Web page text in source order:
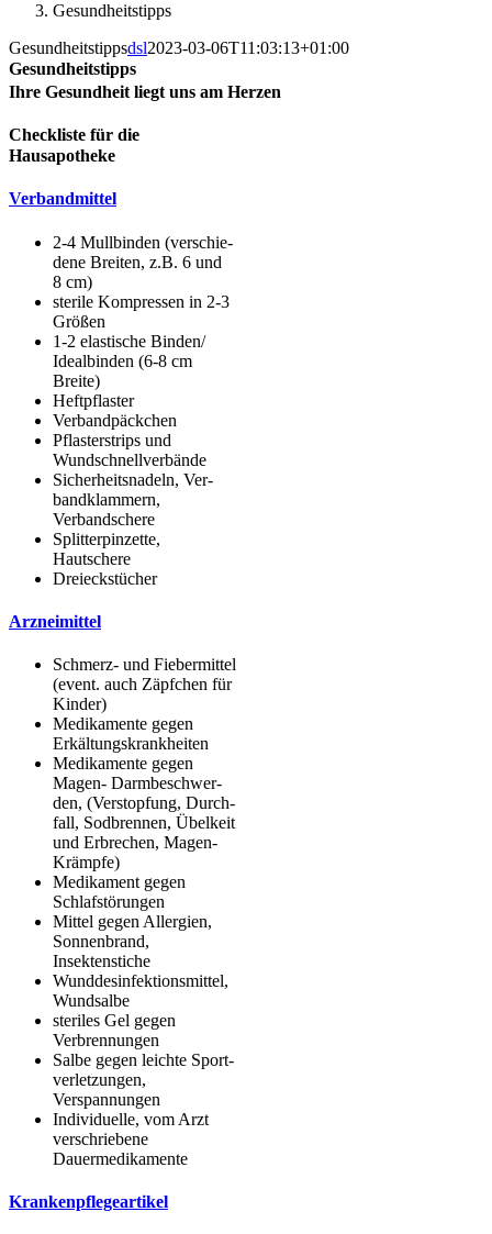
Gesund­heits­tipps
Gesund­heits­tippsdsl2023-03-06T11:03:13+01:00
Gesund­heits­tipps
Ihre Gesund­heit liegt uns am Herzen
Check­lis­te für die
Hausapotheke
Ver­band­mit­tel
2-4 Mull­bin­den (ver­schie­
de­ne Brei­ten, z.B. 6 und
8 cm)
ste­ri­le Kom­pres­sen in 2-3
Größen
1-2 elas­ti­sche Binden/
Ide­al­bin­den (6-8 cm
Breite)
Heft­pflas­ter
Ver­band­päck­chen
Pflas­ter­strips und
Wundschnellverbände
Sicher­heits­na­deln, Ver­
band­klam­mern,
Verbandschere
Split­ter­pin­zet­te,
Hautschere
Drei­ecks­tü­cher
Arz­nei­mit­tel
Schmerz- und Fie­ber­mit­tel
(event. auch Zäpf­chen für
Kinder)
Medi­ka­men­te gegen
Erkältungskrankheiten
Medi­ka­men­te gegen
Magen- Darm­be­schwer­
den, (Ver­stop­fung, Durch­
fall, Sod­bren­nen, Übel­keit
und Erbre­chen, Magen-
Krämpfe)
Medi­ka­ment gegen
Schlafstörungen
Mit­tel gegen All­er­gien,
Son­nen­brand,
Insektenstiche
Wund­des­in­fek­ti­ons­mit­tel,
Wundsalbe
ste­ri­les Gel gegen
Verbrennungen
Sal­be gegen leich­te Sport­
ver­let­zun­gen,
Verspannungen
Indi­vi­du­el­le, vom Arzt
ver­schrie­be­ne
Dauermedikamente
Kran­ken­pfle­ge­ar­ti­kel